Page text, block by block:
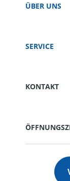
ÜBER UNS
SERVICE
KONTAKT